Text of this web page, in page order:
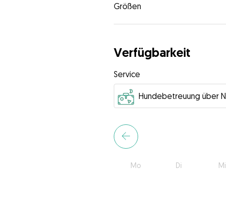
Größen
Verfügbarkeit
Service
Mo Di Mi